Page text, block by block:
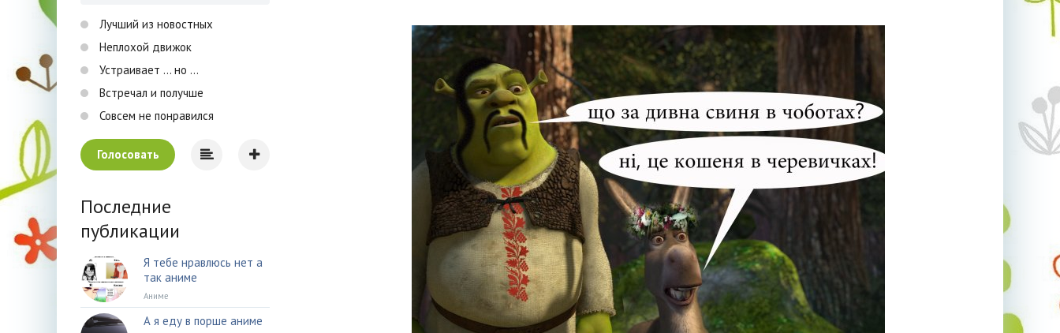
Лучший из новостных
Неплохой движок
Устраивает ... но ...
Встречал и получше
Совсем не понравился
Голосовать
Последние
публикации
Я тебе нравлюсь нет а
так аниме
Аниме
А я еду в порше аниме